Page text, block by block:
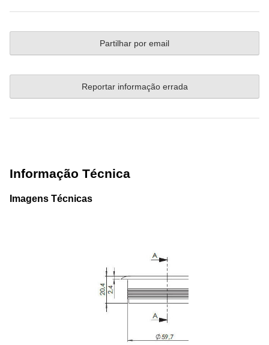
Partilhar por email
Reportar informação errada
Informação Técnica
Imagens Técnicas